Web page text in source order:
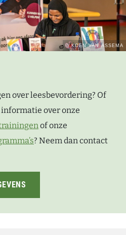
over leesbevordering? Of
over onze
of onze
? Neem dan contact